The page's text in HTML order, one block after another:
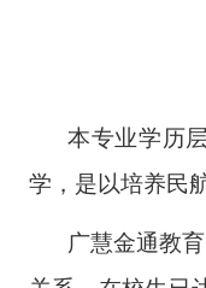
本专业学历
学，是以培养民
广慧金通教